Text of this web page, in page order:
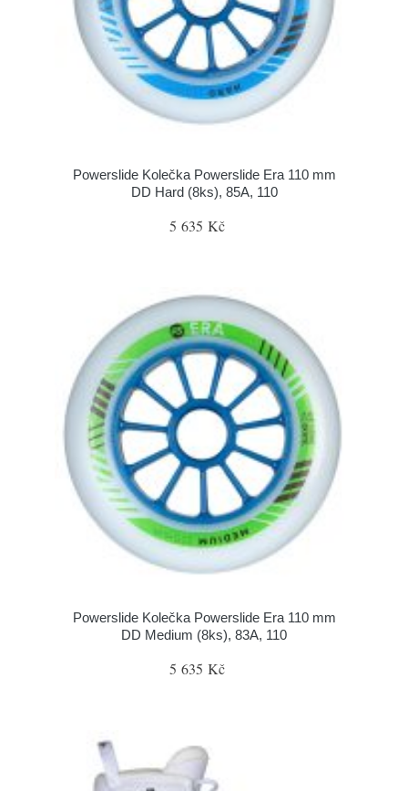
Powerslide Kolečka Powerslide Era 110 mm
DD Hard (8ks), 85A, 110
5 635 Kč
Powerslide Kolečka Powerslide Era 110 mm
DD Medium (8ks), 83A, 110
5 635 Kč